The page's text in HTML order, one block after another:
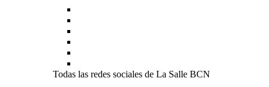
Todas las redes sociales de La Salle BCN